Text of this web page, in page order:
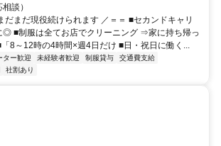
談）
だまだ現役続けられます ／＝＝ ■セカンドキャリ
◎ ■制服は全てお店でクリーニング ⇒家に持ち帰っ
8～12時の4時間×週4日だけ ■日・祝日に働く...
ター歓迎 未経験者歓迎 制服貸与
交通費支給
社割あり